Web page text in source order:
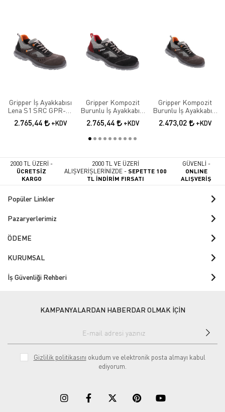
Gripper İş Ayakkabısı
Lena S1 SRC GPR-70
Elektrikçi Ayakkabısı
2.765,44 +KDV
Gripper Kompozit
Burunlu İş Ayakkabısı
Lena S1 SRC GPR-71
2.765,44 +KDV
Gripper Kompozit
Burunlu İş Ayakkabısı
Lena S1 SRC GPR-70
2.473,02 +KDV
2000 TL ÜZERİ -
ÜCRETSİZ
KARGO
2000 TL VE ÜZERİ
ALIŞVERİŞLERİNİZDE -SEPETTE 100
TL İNDİRİM FIRSATI
GÜVENLİ -
ONLINE
ALIŞVERİŞ
Popüler Linkler
Pazaryerlerimiz
ÖDEME
KURUMSAL
İş Güvenliği Rehberi
KAMPANYALARDAN HABERDAR OLMAK İÇİN
Gizlilik politikasını okudum ve elektronik posta almayı kabul
ediyorum.